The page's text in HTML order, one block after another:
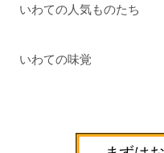
いわての人気ものたち
いわての味覚